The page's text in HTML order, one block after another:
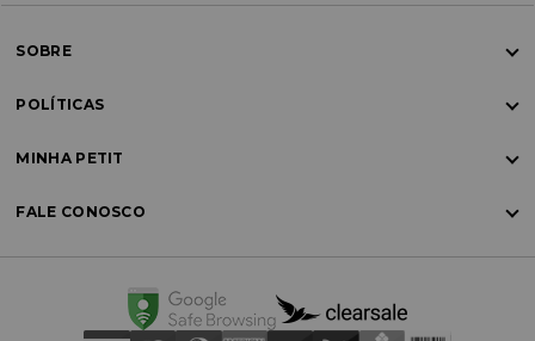
SOBRE
POLÍTICAS
MINHA PETIT
FALE CONOSCO